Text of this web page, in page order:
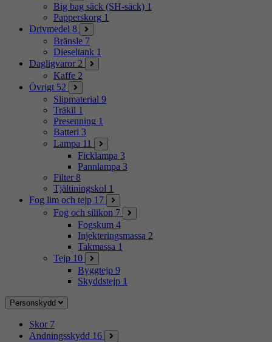
Big bag säck (SH-säck) 1
Papperskorg 1
Drivmedel 8
Bränsle 7
Dieseltank 1
Dagligvaror 2
Kaffe 2
Övrigt 52
Slipmaterial 9
Träkil 1
Presenning 1
Batteri 3
Lampa 11
Ficklampa 3
Pannlampa 3
Filter 8
Tjältiningskol 1
Fog lim och tejp 17
Fog och silikon 7
Fogskum 4
Injekteringsmassa 2
Takmassa 1
Tejp 10
Byggtejp 9
Skyddstejp 1
Personskydd
Skor 7
Andningsskydd 16